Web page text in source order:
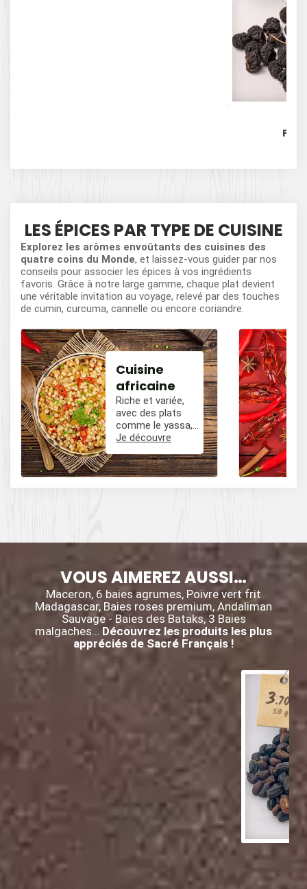
LES ÉPICES PAR TYPE DE CUISINE
Explorez les arômes envoûtants des cuisines des
quatre coins du Monde, et laissez-vous guider par nos
conseils pour associer les épices à vos ingrédients
favoris. Grâce à notre large gamme, chaque plat devient
une véritable invitation au voyage, relevé par des touches
de cumin, curcuma, cannelle ou encore coriandre.
Cuisine
africaine
Riche et variée,
avec des plats
comme le yassa,
le poulet mafé, et
épicées avec du
poivre, du cumin,
et des piments.
Je découvre
VOUS AIMEREZ AUSSI…
Maceron, 6 baies agrumes, Poivre vert frit
Madagascar, Baies roses premium, Andaliman
Sauvage - Baies des Bataks, 3 Baies
malgaches… Découvrez les produits les plus
appréciés de Sacré Français !
3.70
50 g